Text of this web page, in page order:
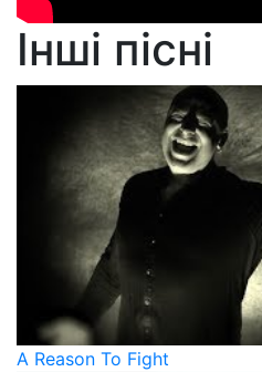
Інші пісні
A Reason To Fight